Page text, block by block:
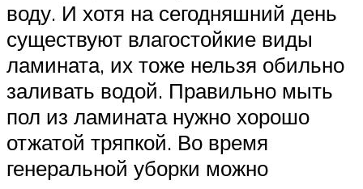
воду. И хотя на сегодняшний день
существуют влагостойкие виды
ламината, их тоже нельзя обильно
заливать водой. Правильно мыть
пол из ламината нужно хорошо
отжатой тряпкой. Во время
генеральной уборки можно